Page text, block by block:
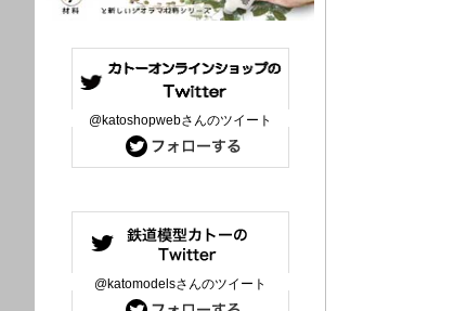
@katoshopwebさんのツイート
@katomodelsさんのツイート